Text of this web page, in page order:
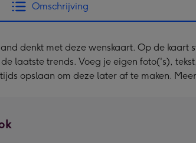
Omschrijving
denkt met deze wenskaart. Op de kaart
laatste trends. Voeg je eigen foto('s),
opslaan om deze later af te maken.